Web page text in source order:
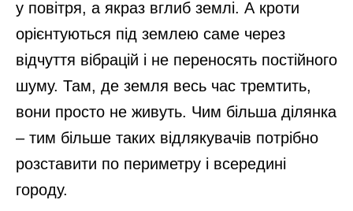
у повітря, а якраз вглиб землі. А кроти
орієнтуються під землею саме через
відчуття вібрацій і не переносять постійного
шуму. Там, де земля весь час тремтить,
вони просто не живуть. Чим більша ділянка
– тим більше таких відлякувачів потрібно
розставити по периметру і всередині
городу.